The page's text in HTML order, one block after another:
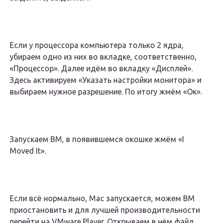
Если у процессора компьютера только 2 ядра,
убираем одно из них во вкладке, соответственно,
«Процессор». Далее идём во вкладку «Дисплей».
Здесь активируем «Указать настройки монитора» и
выбираем нужное разрешение. По итогу жмём «Ок».
Запускаем ВМ, в появившемся окошке жмём «I
Moved It».
Если всё нормально, Мас запускается, можем ВМ
приостановить и для лучшей производительности